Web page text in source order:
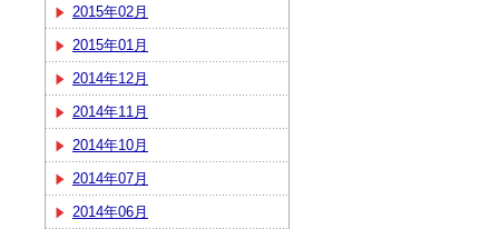
2015年02月
2015年01月
2014年12月
2014年11月
2014年10月
2014年07月
2014年06月